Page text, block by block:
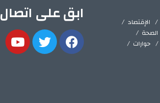
الإقتصاد
الصحة
حوارات
ابق على اتصال